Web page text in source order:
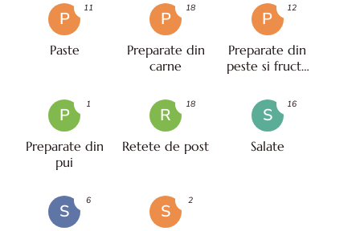
P
Paste
11
P
Preparate din
carne
18
P
Preparate din
peste si fructe
12
P
Preparate din
pui
1
R
Retete de post
18
S
Salate
16
S
6
S
2